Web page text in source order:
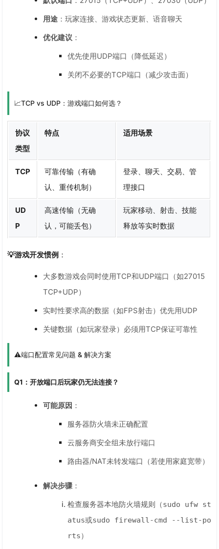
用途：玩家连接、游戏状态更新、语音聊天
优化建议 ：
优先使用UDP端口（降低延迟）
关闭不必要的TCP端口（减少攻击面）
📈TCP vs UDP：游戏端口如何选？
协议
类型
特点 适用场景
TCP
可靠传输（有确
认、重传机制）
登录、聊天、交易、管
理接口
UD
P
高速传输（无确
认，可能丢包）
玩家移动、射击、技能
释放等实时数据
💡游戏开发惯例 ：
大多数游戏会同时使用TCP和UDP端口（如27015
TCP+UDP）
实时性要求高的数据（如FPS射击）优先用UDP
关键数据（如玩家登录）必须用TCP保证可靠性
⚠️端口配置常见问题 & 解决方案
Q1：开放端口后玩家仍无法连接？
可能原因 ：
服务器防火墙未正确配置
云服务商安全组未放行端口
路由器/NAT未转发端口（若使用家庭宽带）
解决步骤：
检查服务器本地防火墙规则（sudo ufw st
atus或sudo firewall-cmd --list-po
rts）